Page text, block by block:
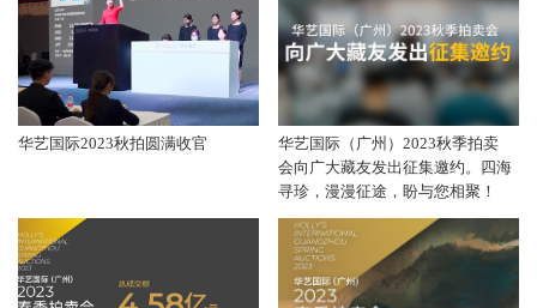
华艺国际2023秋拍圆满收官
华艺国际（广州）2023秋季拍卖
会向广大藏友发出征集邀约。四海
寻珍，漫漫征途，盼与您相聚！